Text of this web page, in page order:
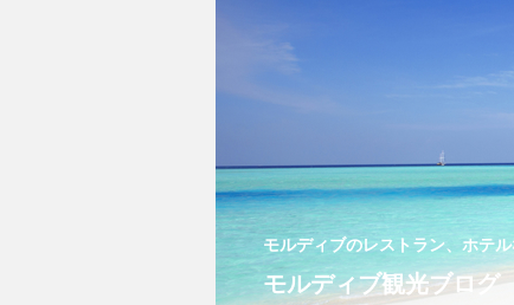
モルディブのレストラン、ホテ
モルディブ観光ブログ